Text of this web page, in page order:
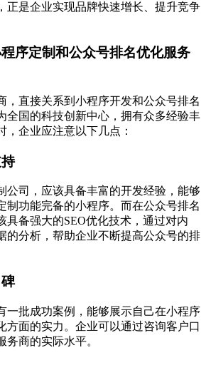
正是企业实现品牌快速增长、提升竞争
序定制和公众号排名优化服务
，直接关系到小程序开发和公众号排名
全国的科技创新中心，拥有众多经验丰
，企业应注意以下几点：
公司，应该具备丰富的开发经验，能够
制功能完备的小程序。而在公众号排名
具备强大的SEO优化技术，通过对内
的分析，帮助企业不断提高公众号的排
一批成功案例，能够展示自己在小程序
方面的实力。企业可以通过咨询客户口
商的实际水平。